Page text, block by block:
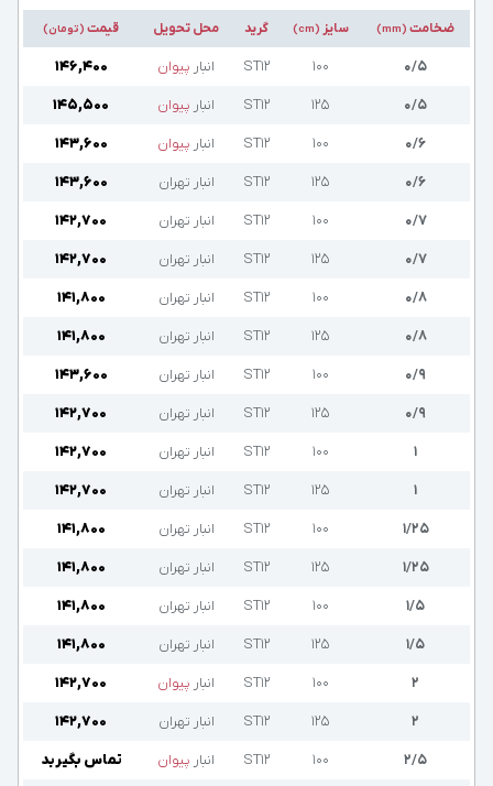
ضخامت (mm) سایز (cm) گرید محل تحویل قیمت (تومان)
۰/۵ ۱۰۰ ST12 انبار پیوان ۱۴۶,۴۰۰
۰/۵ ۱۲۵ ST12 انبار پیوان ۱۴۵,۵۰۰
۰/۶ ۱۰۰ ST12 انبار پیوان ۱۴۳,۶۰۰
۰/۶ ۱۲۵ ST12 انبار تهران ۱۴۳,۶۰۰
۰/۷ ۱۰۰ ST12 انبار تهران ۱۴۲,۷۰۰
۰/۷ ۱۲۵ ST12 انبار تهران ۱۴۲,۷۰۰
۰/۸ ۱۰۰ ST12 انبار تهران ۱۴۱,۸۰۰
۰/۸ ۱۲۵ ST12 انبار تهران ۱۴۱,۸۰۰
۰/۹ ۱۰۰ ST12 انبار تهران ۱۴۳,۶۰۰
۰/۹ ۱۲۵ ST12 انبار تهران ۱۴۲,۷۰۰
۱ ۱۰۰ ST12 انبار تهران ۱۴۲,۷۰۰
۱ ۱۲۵ ST12 انبار تهران ۱۴۲,۷۰۰
۱/۲۵ ۱۰۰ ST12 انبار تهران ۱۴۱,۸۰۰
۱/۲۵ ۱۲۵ ST12 انبار تهران ۱۴۱,۸۰۰
۱/۵ ۱۰۰ ST12 انبار تهران ۱۴۱,۸۰۰
۱/۵ ۱۲۵ ST12 انبار تهران ۱۴۱,۸۰۰
۲ ۱۰۰ ST12 انبار پیوان ۱۴۲,۷۰۰
۲ ۱۲۵ ST12 انبار تهران ۱۴۲,۷۰۰
۲/۵ ۱۰۰ ST12 انبار پیوان تماس بگیرید